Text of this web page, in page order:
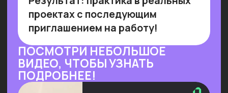
ОБУЧАЕМ БИЗНЕС